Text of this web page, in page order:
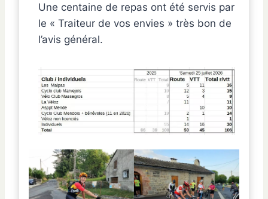
Une centaine de repas ont été servis par
le « Traiteur de vos envies » très bon de
l’avis général.